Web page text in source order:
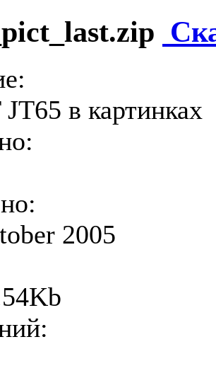
в картинках
2005